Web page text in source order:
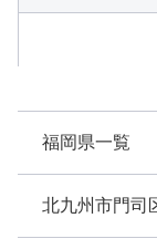
福岡県一覧
北九州市門司